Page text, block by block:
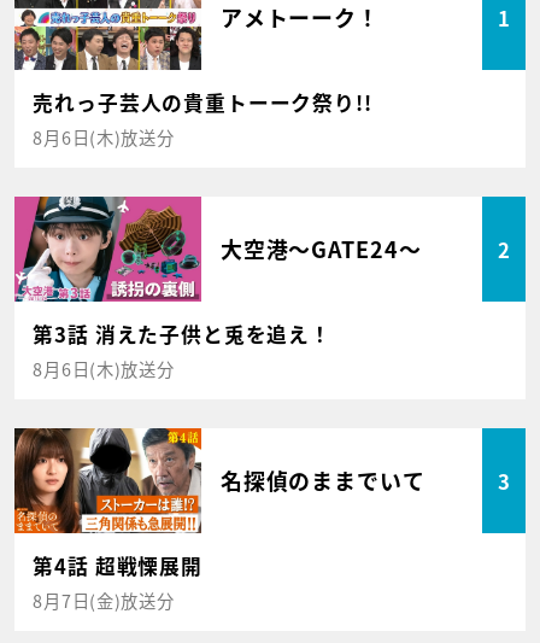
アメトーーク！ 1
売れっ子芸人の貴重トーーク祭り!!
8月6日(木)放送分
大空港～GATE24～ 2
第3話 消えた子供と兎を追え！
8月6日(木)放送分
名探偵のままでいて 3
第4話 超戦慄展開
8月7日(金)放送分